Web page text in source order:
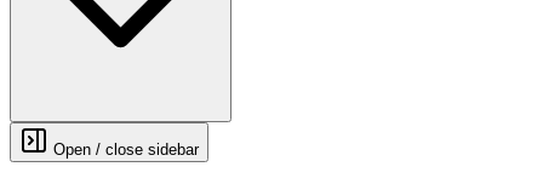
Open / close sidebar